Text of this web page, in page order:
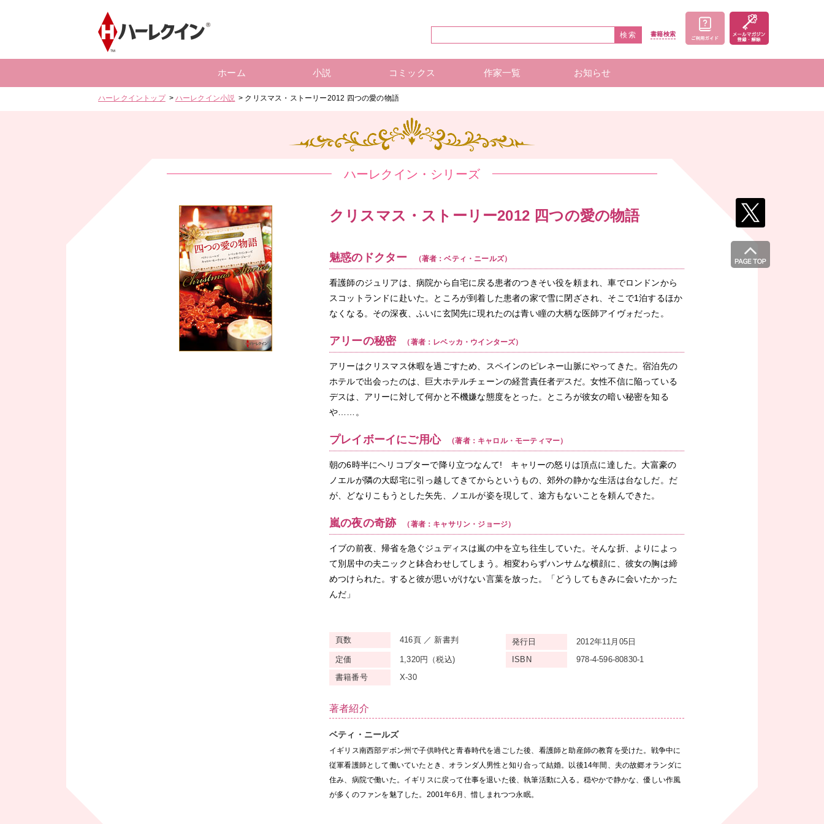
検索 書籍検索
ホーム 小説 コミックス 作家一覧 お知らせ
ハーレクイントップ ハーレクイン小説 クリスマス・ストーリー2012 四つの愛の物語
ハーレクイン・シリーズ
クリスマス・ストーリー2012 四つの愛の物語
魅惑のドクター （著者：ベティ・ニールズ）
看護師のジュリアは、病院から自宅に戻る患者のつきそい役を頼まれ、車でロンドンから
スコットランドに赴いた。ところが到着した患者の家で雪に閉ざされ、そこで1泊するほか
なくなる。その深夜、ふいに玄関先に現れたのは青い瞳の大柄な医師アイヴォだった。
アリーの秘密 （著者：レベッカ・ウインターズ）
アリーはクリスマス休暇を過ごすため、スペインのピレネー山脈にやってきた。宿泊先の
ホテルで出会ったのは、巨大ホテルチェーンの経営責任者デスだ。女性不信に陥っている
デスは、アリーに対して何かと不機嫌な態度をとった。ところが彼女の暗い秘密を知る
や……。
プレイボーイにご用心 （著者：キャロル・モーティマー）
朝の6時半にヘリコプターで降り立つなんて! キャリーの怒りは頂点に達した。大富豪の
ノエルが隣の大邸宅に引っ越してきてからというもの、郊外の静かな生活は台なしだ。だ
が、どなりこもうとした矢先、ノエルが姿を現して、途方もないことを頼んできた。
嵐の夜の奇跡 （著者：キャサリン・ジョージ）
イブの前夜、帰省を急ぐジュディスは嵐の中を立ち往生していた。そんな折、よりによっ
て別居中の夫ニックと鉢合わせしてしまう。相変わらずハンサムな横顔に、彼女の胸は締
めつけられた。すると彼が思いがけない言葉を放った。「どうしてもきみに会いたかった
んだ」
頁数 416頁 ／ 新書判 発行日
2012年11月05日
定価
1,320円（税込) ISBN
978-4-596-80830-1
書籍番号
X-30
著者紹介
ベティ・ニールズ
イギリス南西部デボン州で子供時代と青春時代を過ごした後、看護師と助産師の教育を受けた。戦争中に
従軍看護師として働いていたとき、オランダ人男性と知り合って結婚。以後14年間、夫の故郷オランダに
住み、病院で働いた。イギリスに戻って仕事を退いた後、執筆活動に入る。穏やかで静かな、優しい作風
が多くのファンを魅了した。2001年6月、惜しまれつつ永眠。